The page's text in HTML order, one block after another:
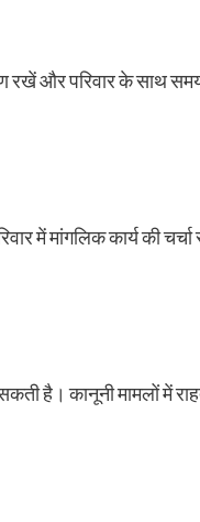
और परिवार के साथ
में मांगलिक कार्य की
है। कानूनी मामलों में